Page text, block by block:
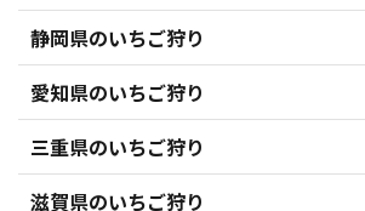
静岡県のいちご狩り
愛知県のいちご狩り
三重県のいちご狩り
滋賀県のいちご狩り